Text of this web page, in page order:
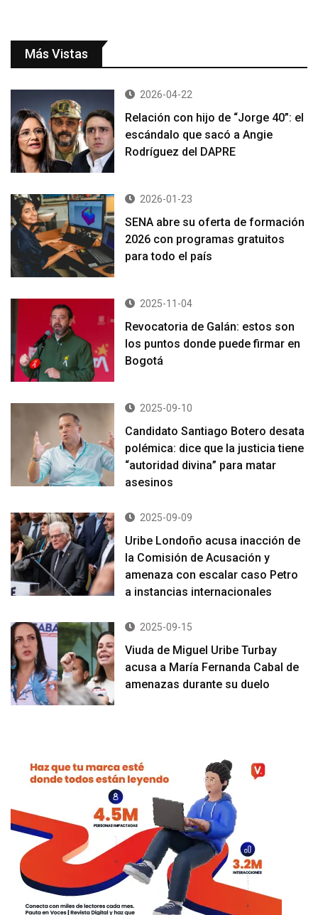
Más Vistas
2026-04-22
Relación con hijo de “Jorge 40”: el
escándalo que sacó a Angie
Rodríguez del DAPRE
2026-01-23
SENA abre su oferta de formación
2026 con programas gratuitos
para todo el país
2025-11-04
Revocatoria de Galán: estos son
los puntos donde puede firmar en
Bogotá
2025-09-10
Candidato Santiago Botero desata
polémica: dice que la justicia tiene
“autoridad divina” para matar
asesinos
2025-09-09
Uribe Londoño acusa inacción de
la Comisión de Acusación y
amenaza con escalar caso Petro
a instancias internacionales
2025-09-15
Viuda de Miguel Uribe Turbay
acusa a María Fernanda Cabal de
amenazas durante su duelo